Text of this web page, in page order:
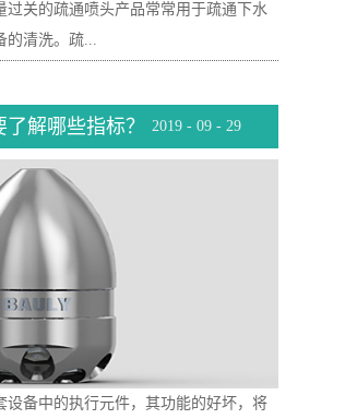
过关的疏通喷头产品常常用于疏通下水
的清洗。疏...
在众多清洗设备元件中能够脱颖而出，
喜爱。现在疏通喷头的品牌和类型多种
窍门来应对疏通喷头怎么选择的问题。
头时，要看运用领域，同时查看详细
括下水道、管道、工业设备等脏污程度
境条件。无论是运用在户外自然环境，
通喷头的性能要求各有千秋。特别强
需求挑选在耐高低温、耐腐蚀性方面比
设备类型挑选疏通喷头作为清洗设备
与设备组合在一起才能发挥效能。这就
解哪些指标？ 2019 - 09 - 29
设备中的执行元件，其功能的好坏，将